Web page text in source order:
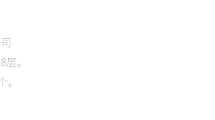
层。
。